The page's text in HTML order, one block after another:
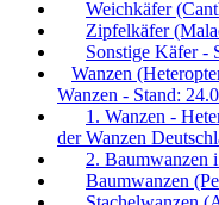
Weichkäfer
Zipfelkäfer
Sonstige Käfer -
Wanzen
Wanzen - Stand:
1. Wanzen -
der Wanzen
2. Baumwanzen
Baumwanzen